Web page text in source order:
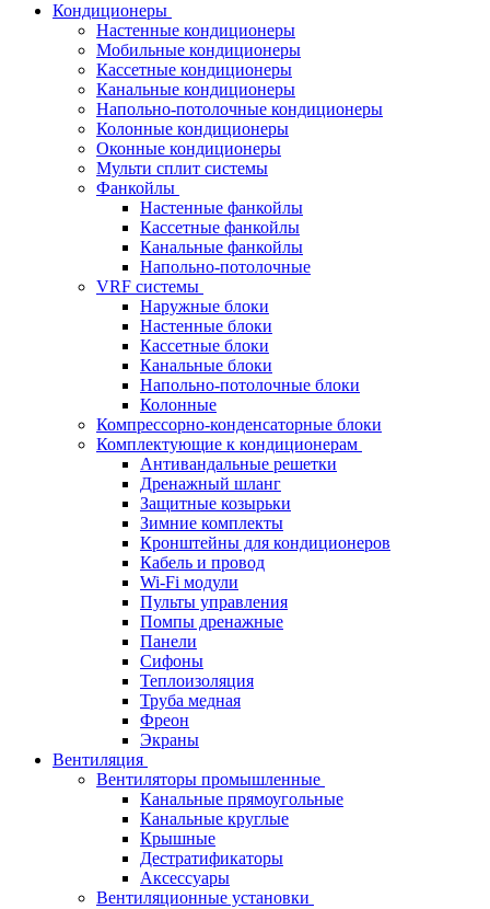
Кондиционеры
Настенные кондиционеры
Мобильные кондиционеры
Кассетные кондиционеры
Канальные кондиционеры
Напольно-потолочные кондиционеры
Колонные кондиционеры
Оконные кондиционеры
Мульти сплит системы
Фанкойлы
Настенные фанкойлы
Кассетные фанкойлы
Канальные фанкойлы
Напольно-потолочные
VRF системы
Наружные блоки
Настенные блоки
Кассетные блоки
Канальные блоки
Напольно-потолочные блоки
Колонные
Компрессорно-конденсаторные блоки
Комплектующие к кондиционерам
Антивандальные решетки
Дренажный шланг
Защитные козырьки
Зимние комплекты
Кронштейны для кондиционеров
Кабель и провод
Wi-Fi модули
Пульты управления
Помпы дренажные
Панели
Сифоны
Теплоизоляция
Труба медная
Фреон
Экраны
Вентиляция
Вентиляторы промышленные
Канальные прямоугольные
Канальные круглые
Крышные
Дестратификаторы
Аксессуары
Вентиляционные установки